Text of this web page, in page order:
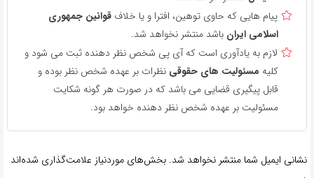
پیام هایی که حاوی توهین، افترا و یا خلاف قوانین جمهوری
اسلامی ایران باشد منتشر نخواهد شد.
لازم به یادآوری است که آی پی شخص نظر دهنده ثبت می شود و
کلیه مسئولیت های حقوقی نظرات بر عهده شخص نظر بوده و
قابل پیگیری قضایی می باشد که در صورت هر گونه شکایت
مسئولیت بر عهده شخص نظر دهنده خواهد بود.
نشانی ایمیل شما منتشر نخواهد شد. بخش‌های موردنیاز علامت‌گذاری شده‌اند